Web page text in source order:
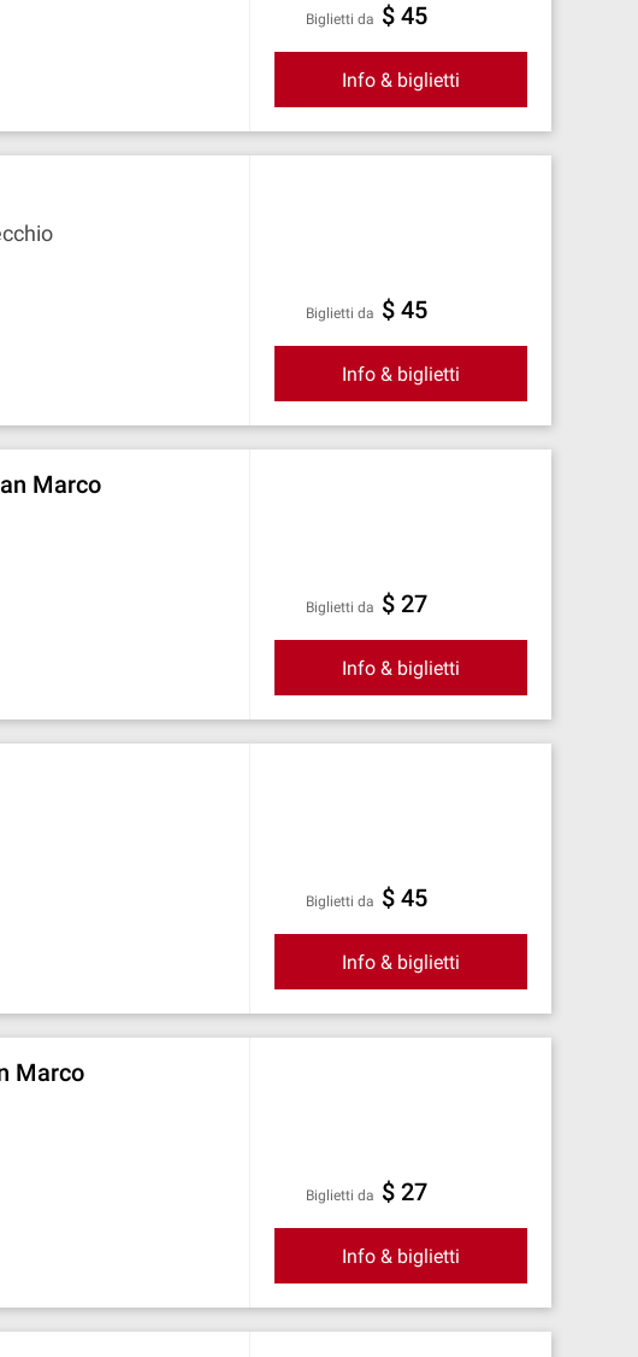
Biglietti da $ 45
Info & biglietti
Biglietti da $ 45
Info & biglietti
Marco
Biglietti da $ 27
Info & biglietti
Biglietti da $ 45
Info & biglietti
Marco
Biglietti da $ 27
Info & biglietti